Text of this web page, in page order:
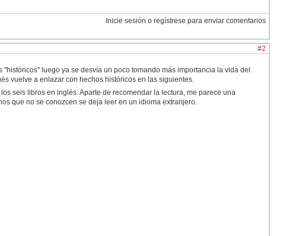
Inicie sesión o regístrese para enviar comentarios
#2
luego ya se desvía un poco tomando más importancia la vida del
vuelve a enlazar con hechos históricos en las siguientes.
seis libros en inglés. Aparte de recomendar la lectura, me parece una
que no se conozcen se deja leer en un idioma extranjero.